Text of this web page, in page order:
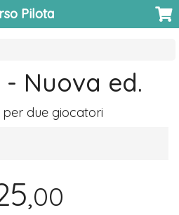
Pilota
Nuova ed.
due giocatori
,00